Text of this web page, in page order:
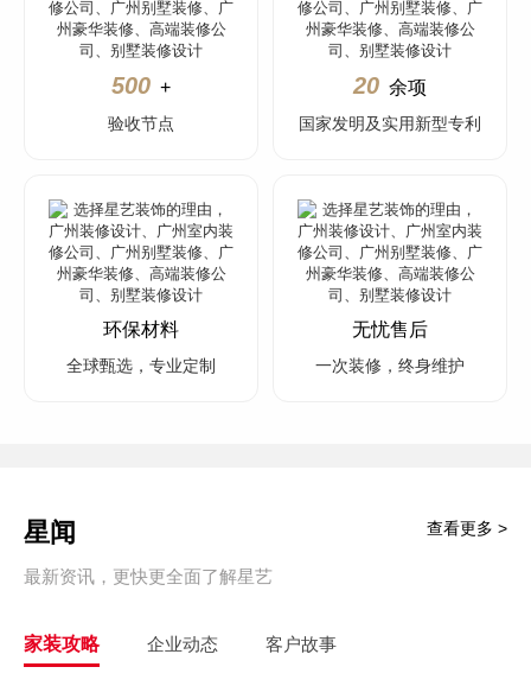
500 +
验收节点
20 余项
国家发明及实用新型专利
环保材料
全球甄选，专业定制
无忧售后
一次装修，终身维护
星闻
最新资讯，更快更全面了解星艺
查看更多 >
家装攻略 企业动态 客户故事